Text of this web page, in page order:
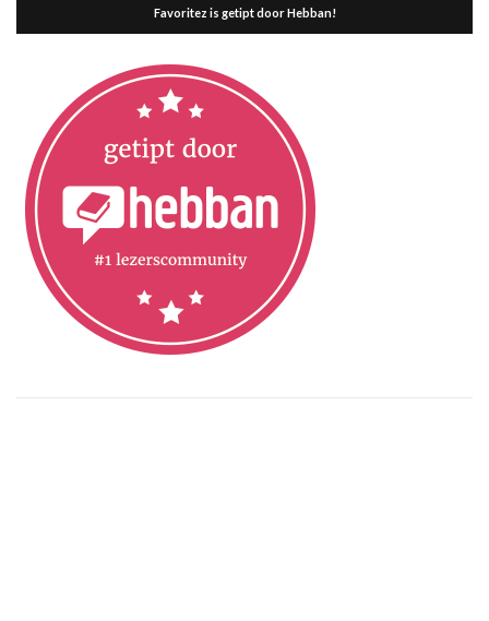
Favoritez is getipt door Hebban!